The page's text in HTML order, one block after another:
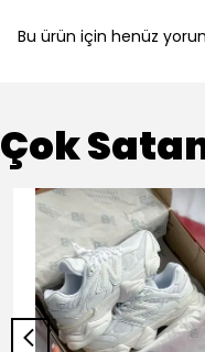
Bu ürün için henüz
Çok